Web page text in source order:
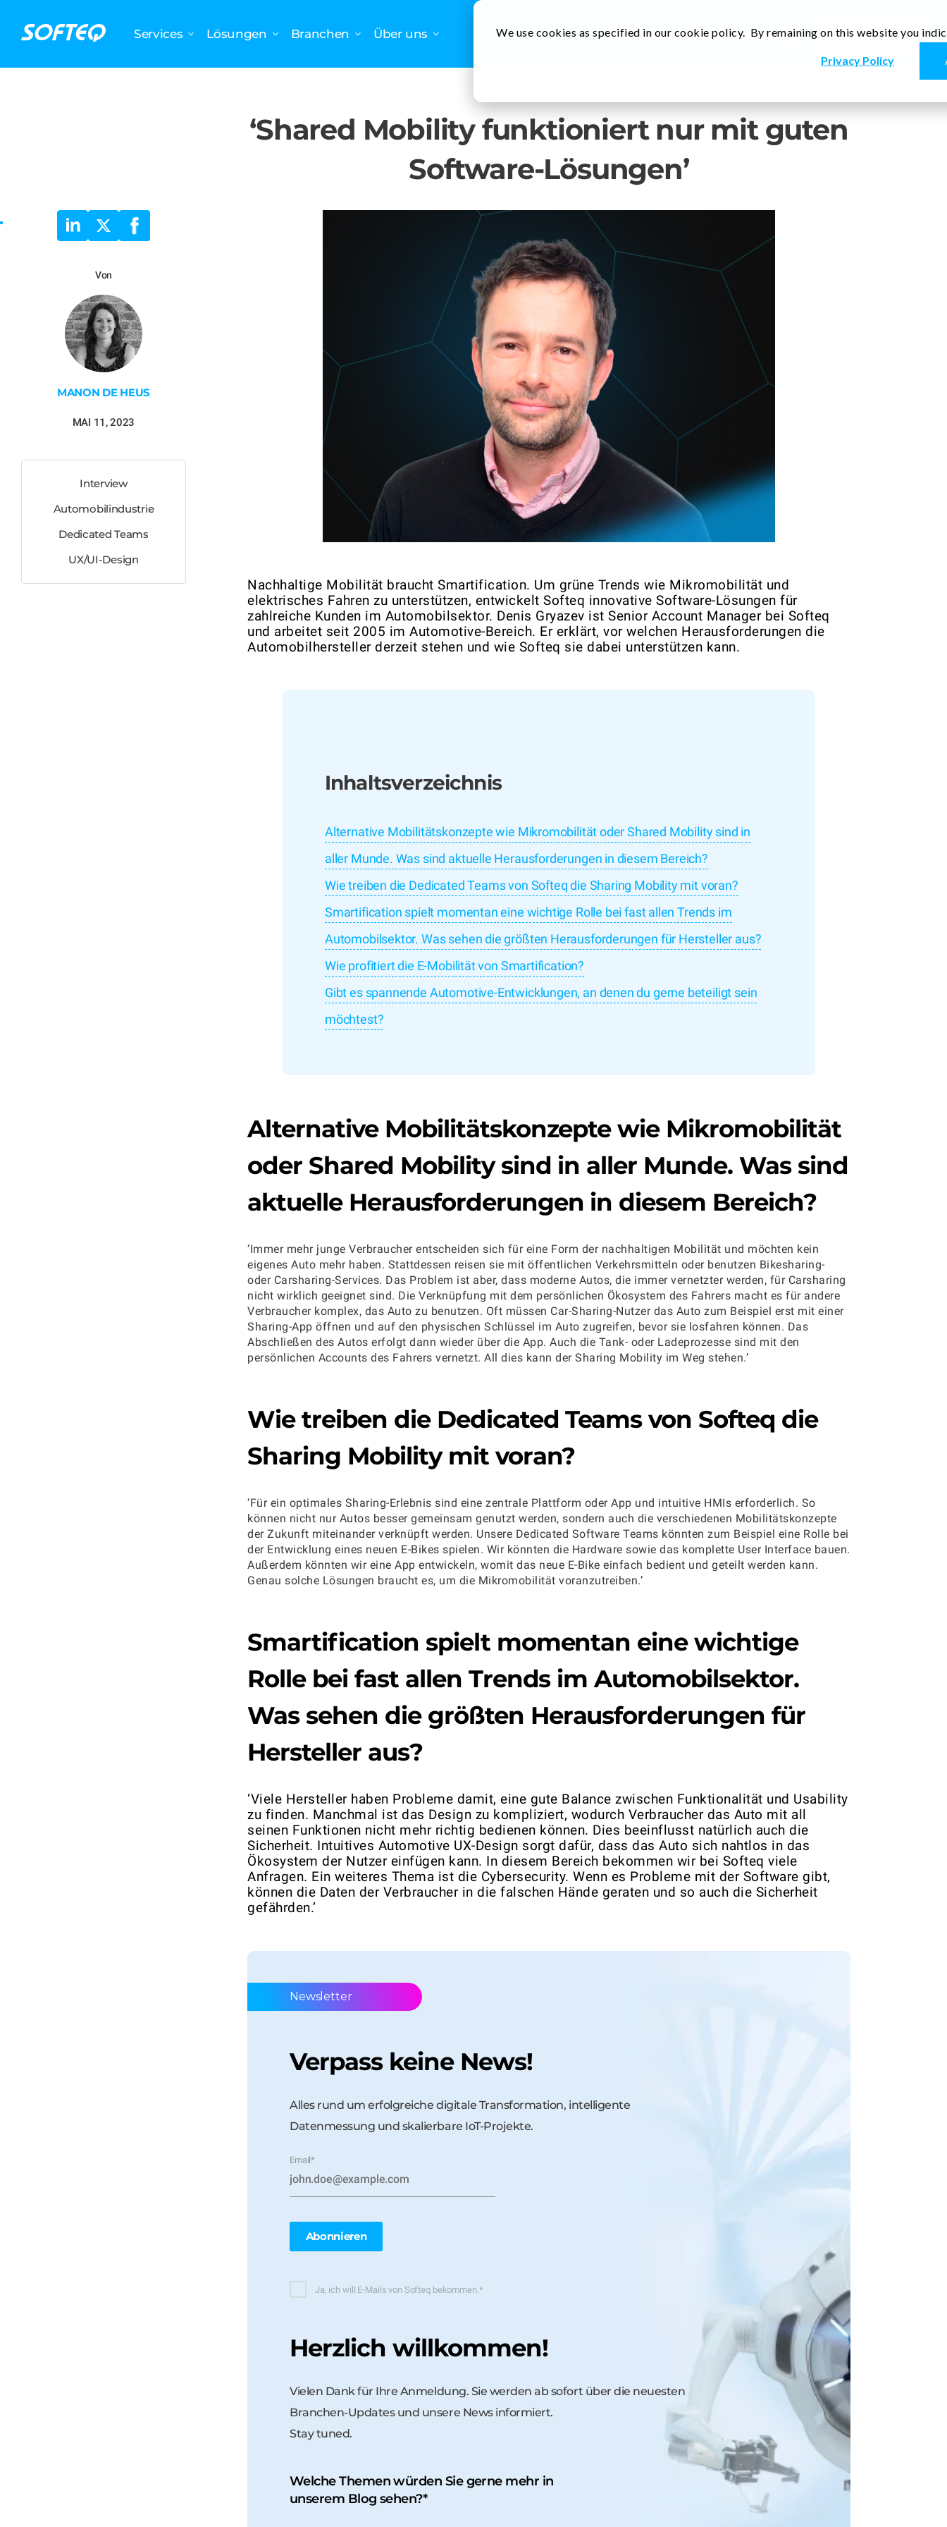
We use cookies as specified in our cookie policy. By remaining on this website you
Privacy Policy
Services Lösungen Branchen Über uns Erfolgsgeschichten
Medien
Kontakt
‘Shared Mobility funktioniert nur mit guten
Software-Lösungen’
Von
MANON DE HEUS
MAI 11, 2023
Interview
Automobilindustrie
Dedicated Teams
UX/UI-Design
Nachhaltige Mobilität braucht Smartification. Um grüne Trends wie Mikromobilität und
elektrisches Fahren zu unterstützen, entwickelt Softeq innovative Software-Lösungen für
zahlreiche Kunden im Automobilsektor. Denis Gryazev ist Senior Account Manager bei Softeq
und arbeitet seit 2005 im Automotive-Bereich. Er erklärt, vor welchen Herausforderungen die
Automobilhersteller derzeit stehen und wie Softeq sie dabei unterstützen kann.
Inhaltsverzeichnis
Alternative Mobilitätskonzepte wie Mikromobilität oder Shared Mobility sind in
aller Munde. Was sind aktuelle Herausforderungen in diesem Bereich?
Wie treiben die Dedicated Teams von Softeq die Sharing Mobility mit voran?
Smartification spielt momentan eine wichtige Rolle bei fast allen Trends im
Automobilsektor. Was sehen die größten Herausforderungen für Hersteller aus?
Wie profitiert die E-Mobilität von Smartification?
Gibt es spannende Automotive-Entwicklungen, an denen du gerne beteiligt sein
möchtest?
Alternative Mobilitätskonzeptewie Mikromobilität
oder Shared Mobilitysind in aller Munde. Was sind
aktuelle Herausforderungen in diesem Bereich?
‘Immer mehr junge Verbraucher entscheiden sich für eine Form der nachhaltigen Mobilität und möchten kein
eigenes Auto mehr haben. Stattdessen reisen sie mit öffentlichen Verkehrsmitteln oder benutzen Bikesharing-
oder Carsharing-Services. Das Problem ist aber, dass moderne Autos, die immer vernetzter werden, für Carsharing
nicht wirklich geeignet sind. Die Verknüpfung mit dem persönlichen Ökosystem des Fahrers macht es für andere
Verbraucher komplex, das Auto zu benutzen. Oft müssen Car-Sharing-Nutzer das Auto zum Beispiel erst mit einer
Sharing-App öffnen und auf den physischen Schlüssel im Auto zugreifen, bevor sie losfahren können. Das
Abschließen des Autos erfolgt dann wieder über die App. Auch die Tank- oder Ladeprozesse sind mit den
persönlichen Accounts des Fahrers vernetzt. All dies kann der Sharing Mobility im Weg stehen.’
Wie treiben die Dedicated Teamsvon Softeq die
Sharing Mobilitymit voran?
‘Für ein optimales Sharing-Erlebnis sind eine zentrale Plattform oder App und intuitive HMIs erforderlich. So
können nicht nur Autos besser gemeinsam genutzt werden, sondern auch die verschiedenen Mobilitätskonzepte
der Zukunft miteinander verknüpft werden. Unsere Dedicated Software Teams könnten zum Beispiel eine Rolle bei
der Entwicklung eines neuen E-Bikes spielen. Wir könnten die Hardware sowie das komplette User Interface bauen.
Außerdem könnten wir eine App entwickeln, womit das neue E-Bike einfach bedient und geteilt werden kann.
Genau solche Lösungen braucht es, um die Mikromobilität voranzutreiben.’
Smartification spielt momentan eine wichtige
Rolle bei fast allen Trends im Automobilsektor.
Was sehen die größten Herausforderungen für
Hersteller aus?
‘Viele Hersteller haben Probleme damit, eine gute Balance zwischen Funktionalität und Usability
zu finden. Manchmal ist das Design zu kompliziert, wodurch Verbraucher das Auto mit all
seinen Funktionen nicht mehr richtig bedienen können. Dies beeinflusst natürlich auch die
Sicherheit. Intuitives Automotive UX-Design sorgt dafür, dass das Auto sich nahtlos in das
Ökosystem der Nutzer einfügen kann. In diesem Bereich bekommen wir bei Softeq viele
Anfragen. Ein weiteres Thema ist die Cybersecurity. Wenn es Probleme mit der Software gibt,
können die Daten der Verbraucher in die falschen Hände geraten und so auch die Sicherheit
gefährden.’
Newsletter
Verpass keine News!
Alles rund um erfolgreiche digitale Transformation, intelligente
Datenmessung und skalierbare IoT-Projekte.
Email*
Ja, ich will E-Mails von Softeq bekommen. *
Herzlich willkommen!
Vielen Dank für Ihre Anmeldung. Sie werden ab sofort über die neuesten
Branchen-Updates und unsere News informiert.
Stay tuned.
Welche Themen würden Sie gerne mehr in
unserem Blog sehen?*